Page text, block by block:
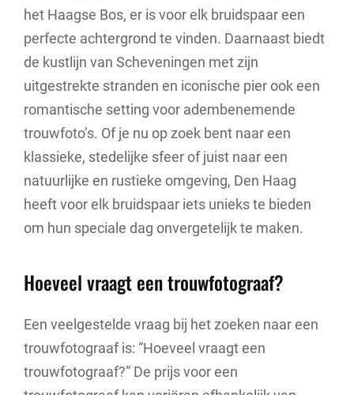
het Haagse Bos, er is voor elk bruidspaar een
perfecte achtergrond te vinden. Daarnaast biedt
de kustlijn van Scheveningen met zijn
uitgestrekte stranden en iconische pier ook een
romantische setting voor adembenemende
trouwfoto’s. Of je nu op zoek bent naar een
klassieke, stedelijke sfeer of juist naar een
natuurlijke en rustieke omgeving, Den Haag
heeft voor elk bruidspaar iets unieks te bieden
om hun speciale dag onvergetelijk te maken.
Hoeveel vraagt een trouwfotograaf?
Een veelgestelde vraag bij het zoeken naar een
trouwfotograaf is: “Hoeveel vraagt een
trouwfotograaf?” De prijs voor een